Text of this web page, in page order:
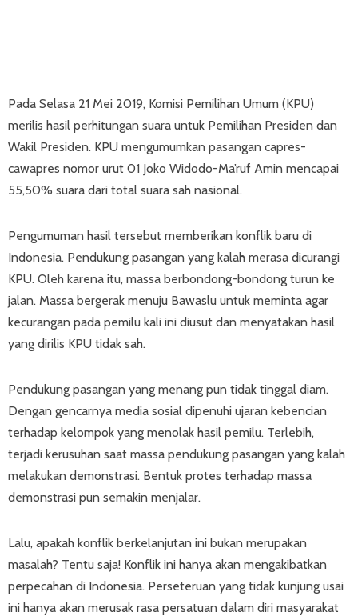
Pada Selasa 21 Mei 2019, Komisi Pemilihan Umum (KPU)
merilis hasil perhitungan suara untuk Pemilihan Presiden dan
Wakil Presiden. KPU mengumumkan pasangan capres-
cawapres nomor urut 01 Joko Widodo-Ma’ruf Amin mencapai
55,50% suara dari total suara sah nasional.
Pengumuman hasil tersebut memberikan konflik baru di
Indonesia. Pendukung pasangan yang kalah merasa dicurangi
KPU. Oleh karena itu, massa berbondong-bondong turun ke
jalan. Massa bergerak menuju Bawaslu untuk meminta agar
kecurangan pada pemilu kali ini diusut dan menyatakan hasil
yang dirilis KPU tidak sah.
Pendukung pasangan yang menang pun tidak tinggal diam.
Dengan gencarnya media sosial dipenuhi ujaran kebencian
terhadap kelompok yang menolak hasil pemilu. Terlebih,
terjadi kerusuhan saat massa pendukung pasangan yang kalah
melakukan demonstrasi. Bentuk protes terhadap massa
demonstrasi pun semakin menjalar.
Lalu, apakah konflik berkelanjutan ini bukan merupakan
masalah? Tentu saja! Konflik ini hanya akan mengakibatkan
perpecahan di Indonesia. Perseteruan yang tidak kunjung usai
ini hanya akan merusak rasa persatuan dalam diri masyarakat